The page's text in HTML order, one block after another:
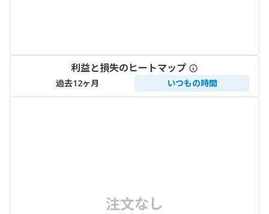
利益と損失のヒートマップ
過去12ヶ月 いつもの時間
注文なし